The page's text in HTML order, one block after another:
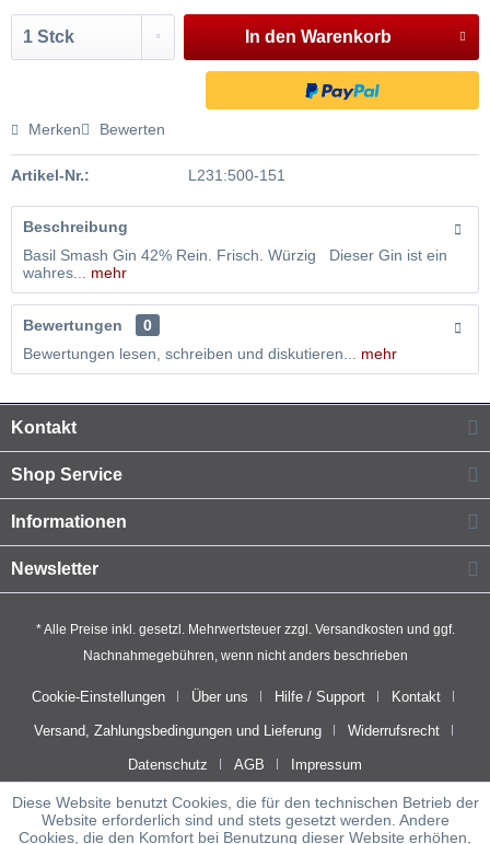
In den Warenkorb
Merken Bewerten
Artikel-Nr.: L231:500-151
Beschreibung
Basil Smash Gin 42% Rein. Frisch. Würzig Dieser Gin ist ein
wahres...
mehr
Bewertungen
0
Bewertungen lesen, schreiben und diskutieren...
mehr
Kontakt
Shop Service
Informationen
Newsletter
* Alle Preise inkl. gesetzl. Mehrwertsteuer zzgl. Versandkosten und ggf.
Nachnahmegebühren, wenn nicht anders beschrieben
Cookie-Einstellungen Über uns Hilfe / Support Kontakt
Versand, Zahlungsbedingungen und Lieferung Widerrufsrecht
Datenschutz AGB Impressum
Diese Website benutzt Cookies, die für den technischen Betrieb der
Website erforderlich sind und stets gesetzt werden. Andere
Cookies, die den Komfort bei Benutzung dieser Website erhöhen,